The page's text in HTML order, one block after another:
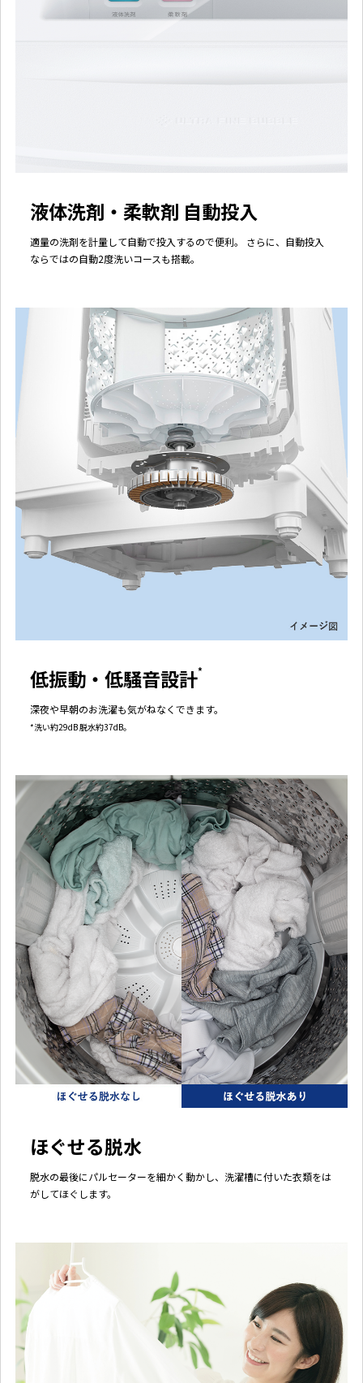
液体洗剤・柔軟剤 自動投入
適量の洗剤を計量して自動で投入するので便利。 さらに、自動投入
ならではの自動2度洗いコースも搭載。
低振動・低騒音設計*
深夜や早朝のお洗濯も気がねなくできます。
*洗い約29dB 脱水約37dB。
ほぐせる脱水
脱水の最後にパルセーターを細かく動かし、洗濯槽に付いた衣類をは
がしてほぐします。